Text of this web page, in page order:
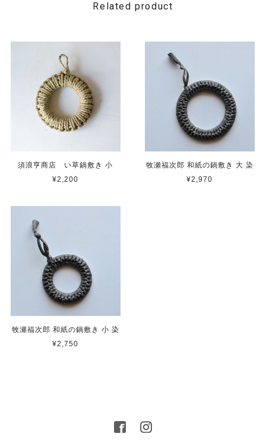
Related product
須浪亨商店 い草鍋敷き 小
¥2,200
牧瀬福次郎 和紙の鍋敷き 大 染
¥2,970
牧瀬福次郎 和紙の鍋敷き 小 染
¥2,750